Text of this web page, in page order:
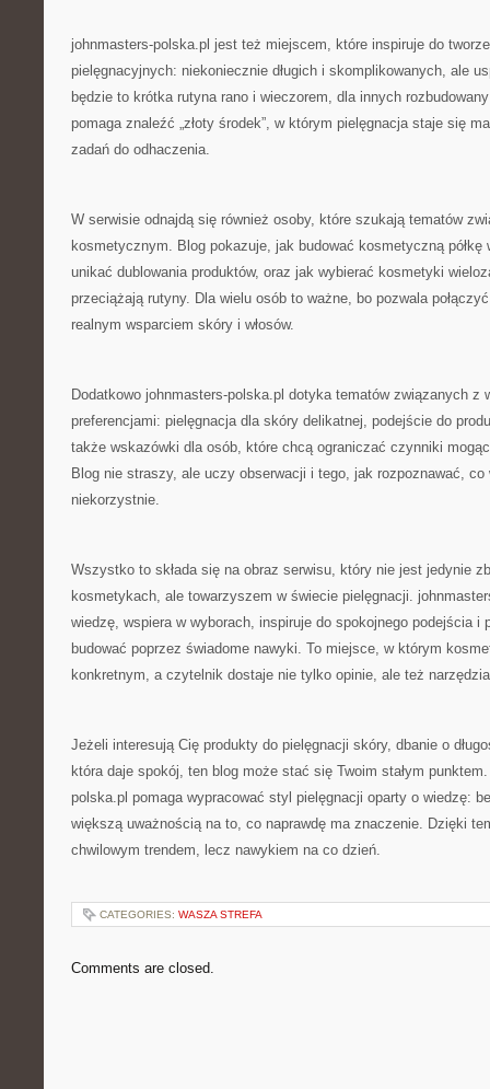
johnmasters-polska.pl jest też miejscem, które inspiruje do
pielęgnacyjnych: niekoniecznie długich i skomplikowanych, ale
będzie to krótka rutyna rano i wieczorem, dla innych
pomaga znaleźć „złoty środek”, w którym pielęgnacja staje się
zadań do odhaczenia.
W serwisie odnajdą się również osoby, które szukają tematów
kosmetycznym. Blog pokazuje, jak budować kosmetyczną półkę
unikać dublowania produktów, oraz jak wybierać kosmetyki
przeciążają rutyny. Dla wielu osób to ważne, bo pozwala
realnym wsparciem skóry i włosów.
Dodatkowo johnmasters-polska.pl dotyka tematów związanych z
preferencjami: pielęgnacja dla skóry delikatnej, podejście do
także wskazówki dla osób, które chcą ograniczać czynniki
Blog nie straszy, ale uczy obserwacji i tego, jak rozpoznawać, co
niekorzystnie.
Wszystko to składa się na obraz serwisu, który nie jest jedynie
kosmetykach, ale towarzyszem w świecie pielęgnacji.
wiedzę, wspiera w wyborach, inspiruje do spokojnego podejścia i
budować poprzez świadome nawyki. To miejsce, w którym
konkretnym, a czytelnik dostaje nie tylko opinie, ale też
Jeżeli interesują Cię produkty do pielęgnacji skóry, dbanie o
która daje spokój, ten blog może stać się Twoim stałym
polska.pl pomaga wypracować styl pielęgnacji oparty o wiedzę:
większą uważnością na to, co naprawdę ma znaczenie. Dzięki
chwilowym trendem, lecz nawykiem na co dzień.
CATEGORIES: WASZA STREFA
Comments are closed.